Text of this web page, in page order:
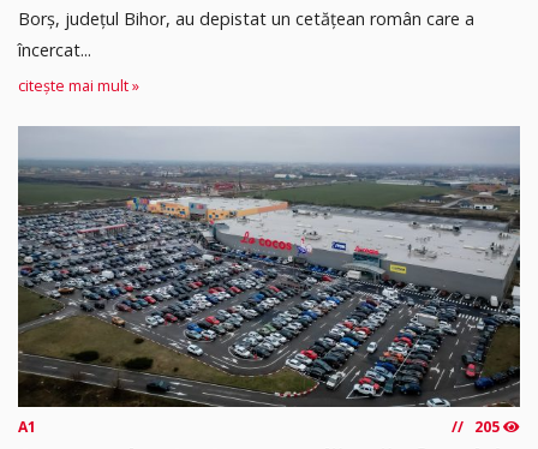
Borș, județul Bihor, au depistat un cetățean român care a
încercat...
citește mai mult »
A1 205